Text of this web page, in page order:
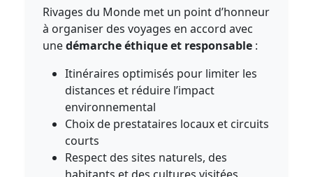
Rivages du Monde met un point d’honneur
à organiser des voyages en accord avec
unedémarche éthique et responsable :
Itinéraires optimisés pour limiter les
distances et réduire l’impact
environnemental
Choix de prestataires locaux et circuits
courts
Respect des sites naturels, des